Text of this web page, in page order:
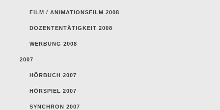
FILM / ANIMATIONSFILM 2008
DOZENTENTÄTIGKEIT 2008
WERBUNG 2008
2007
HÖRBUCH 2007
HÖRSPIEL 2007
SYNCHRON 2007